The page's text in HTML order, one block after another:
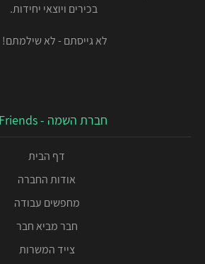
בכירים ויוצאי יחידות.
לא גייסתם - לא שילמתם!
חברת השמה - GotFriends
דף הבית
אודות החברה
מחפשים עבודה
חבר מביא חבר
צייד המשרות